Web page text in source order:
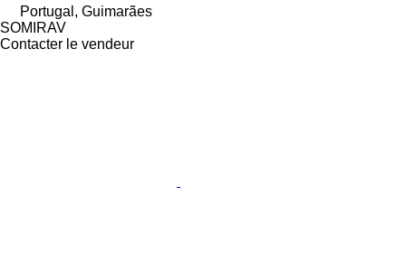
Portugal, Guimarães
SOMIRAV
Contacter le vendeur